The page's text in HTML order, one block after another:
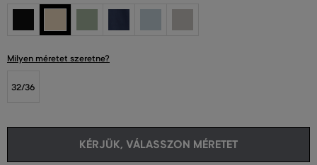
Milyen méretet szeretne?
32/36
KÉRJÜK, VÁLASSZON MÉRETET